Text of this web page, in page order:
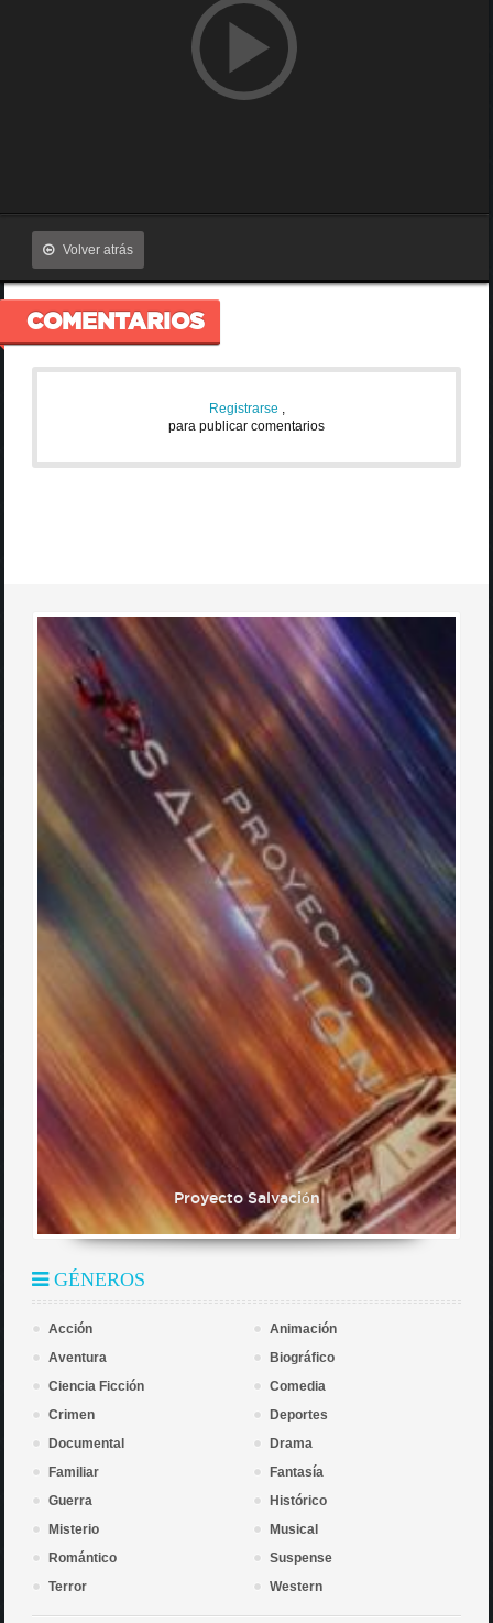
Volver atrás
COMENTARIOS
Registrarse ,
para publicar comentarios
Proyecto Salvación
GÉNEROS
Acción
Animación
Aventura
Biográfico
Ciencia Ficción
Comedia
Crimen
Deportes
Documental
Drama
Familiar
Fantasía
Guerra
Histórico
Misterio
Musical
Romántico
Suspense
Terror
Western